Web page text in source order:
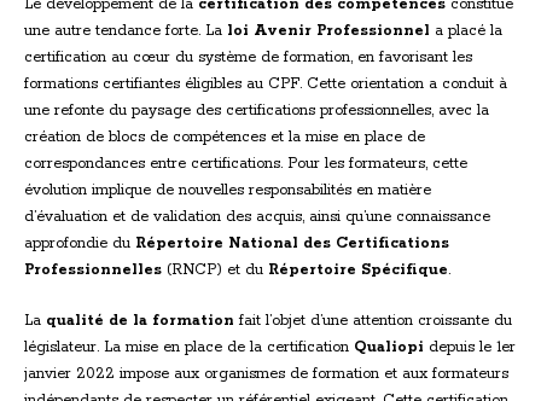
Le développement de la certification des compétences constitue
une autre tendance forte. La loi Avenir Professionnel a placé la
certification au cœur du système de formation, en favorisant les
formations certifiantes éligibles au CPF. Cette orientation a conduit à
une refonte du paysage des certifications professionnelles, avec la
création de blocs de compétences et la mise en place de
correspondances entre certifications. Pour les formateurs, cette
évolution implique de nouvelles responsabilités en matière
d’évaluation et de validation des acquis, ainsi qu’une connaissance
approfondie du Répertoire National des Certifications
Professionnelles (RNCP) et du Répertoire Spécifique.
La qualité de la formation fait l’objet d’une attention croissante du
législateur. La mise en place de la certification Qualiopi depuis le 1er
janvier 2022 impose aux organismes de formation et aux formateurs